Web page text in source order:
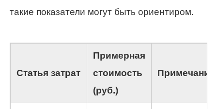
такие показатели могут быть ориентиром.
Статья затрат
Примерная
стоимость
(руб.)
Примечания